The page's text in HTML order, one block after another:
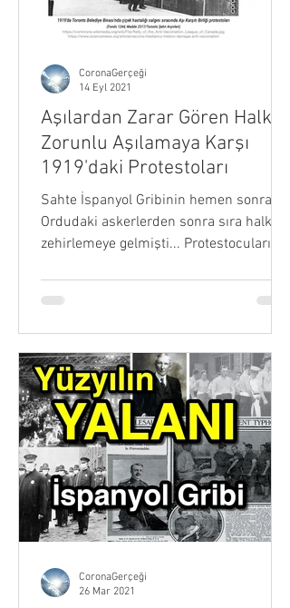
Aşılardan Zarar Gören Halkın
Zorunlu Aşılamaya Karşı
1919'daki Protestoları
Sahte İspanyol Gribinin hemen sonrası
Ordudaki askerlerden sonra sıra halkı
zehirlemeye gelmişti... Protestocuların
CoronaGerçeği
14 Eyl 2021
CoronaGerçeği
26 Mar 2021